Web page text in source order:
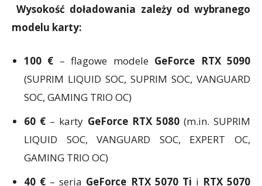
Wysokość doładowania zależy od wybranego
modelu karty:
100 € – flagowe modele GeForce RTX 5090
(SUPRIM LIQUID SOC, SUPRIM SOC, VANGUARD
SOC, GAMING TRIO OC)
60 € – karty GeForce RTX 5080(m.in. SUPRIM
LIQUID SOC, VANGUARD SOC, EXPERT OC,
GAMING TRIO OC)
40 € – seria GeForce RTX 5070 Ti i RTX 5070